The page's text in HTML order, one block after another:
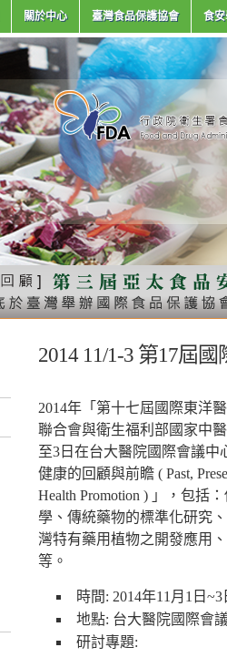
關於中心 臺灣食品保護協會 食
2014 11/1-3 第17屆
2014年「第十七屆國際東洋
聯合會與衛生福利部國家中
至3日在台大醫院國際會議
健康的回顧與前瞻 ( Past,
Health Promotion ) 」，包括
學、傳統藥物的標準化研究
灣特有藥用植物之開發應用
等。
時間: 2014年11月1日~3
地點: 台大醫院國際會
研討專題: